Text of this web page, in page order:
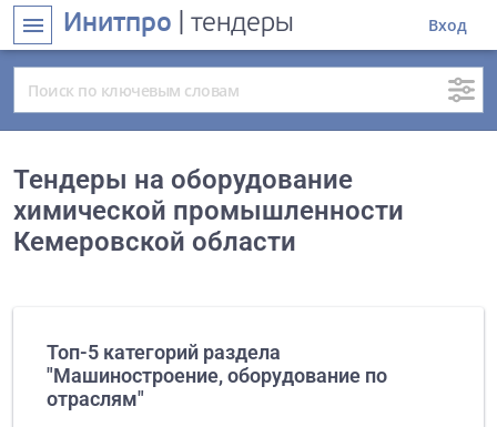
menu Инитпро | тендеры Вход
Тендеры на оборудование
химической промышленности
Кемеровской области
Топ-5 категорий раздела
"Машиностроение, оборудование по
отраслям"